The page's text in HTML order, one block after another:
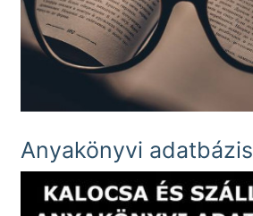
Anyakönyvi adatbázis